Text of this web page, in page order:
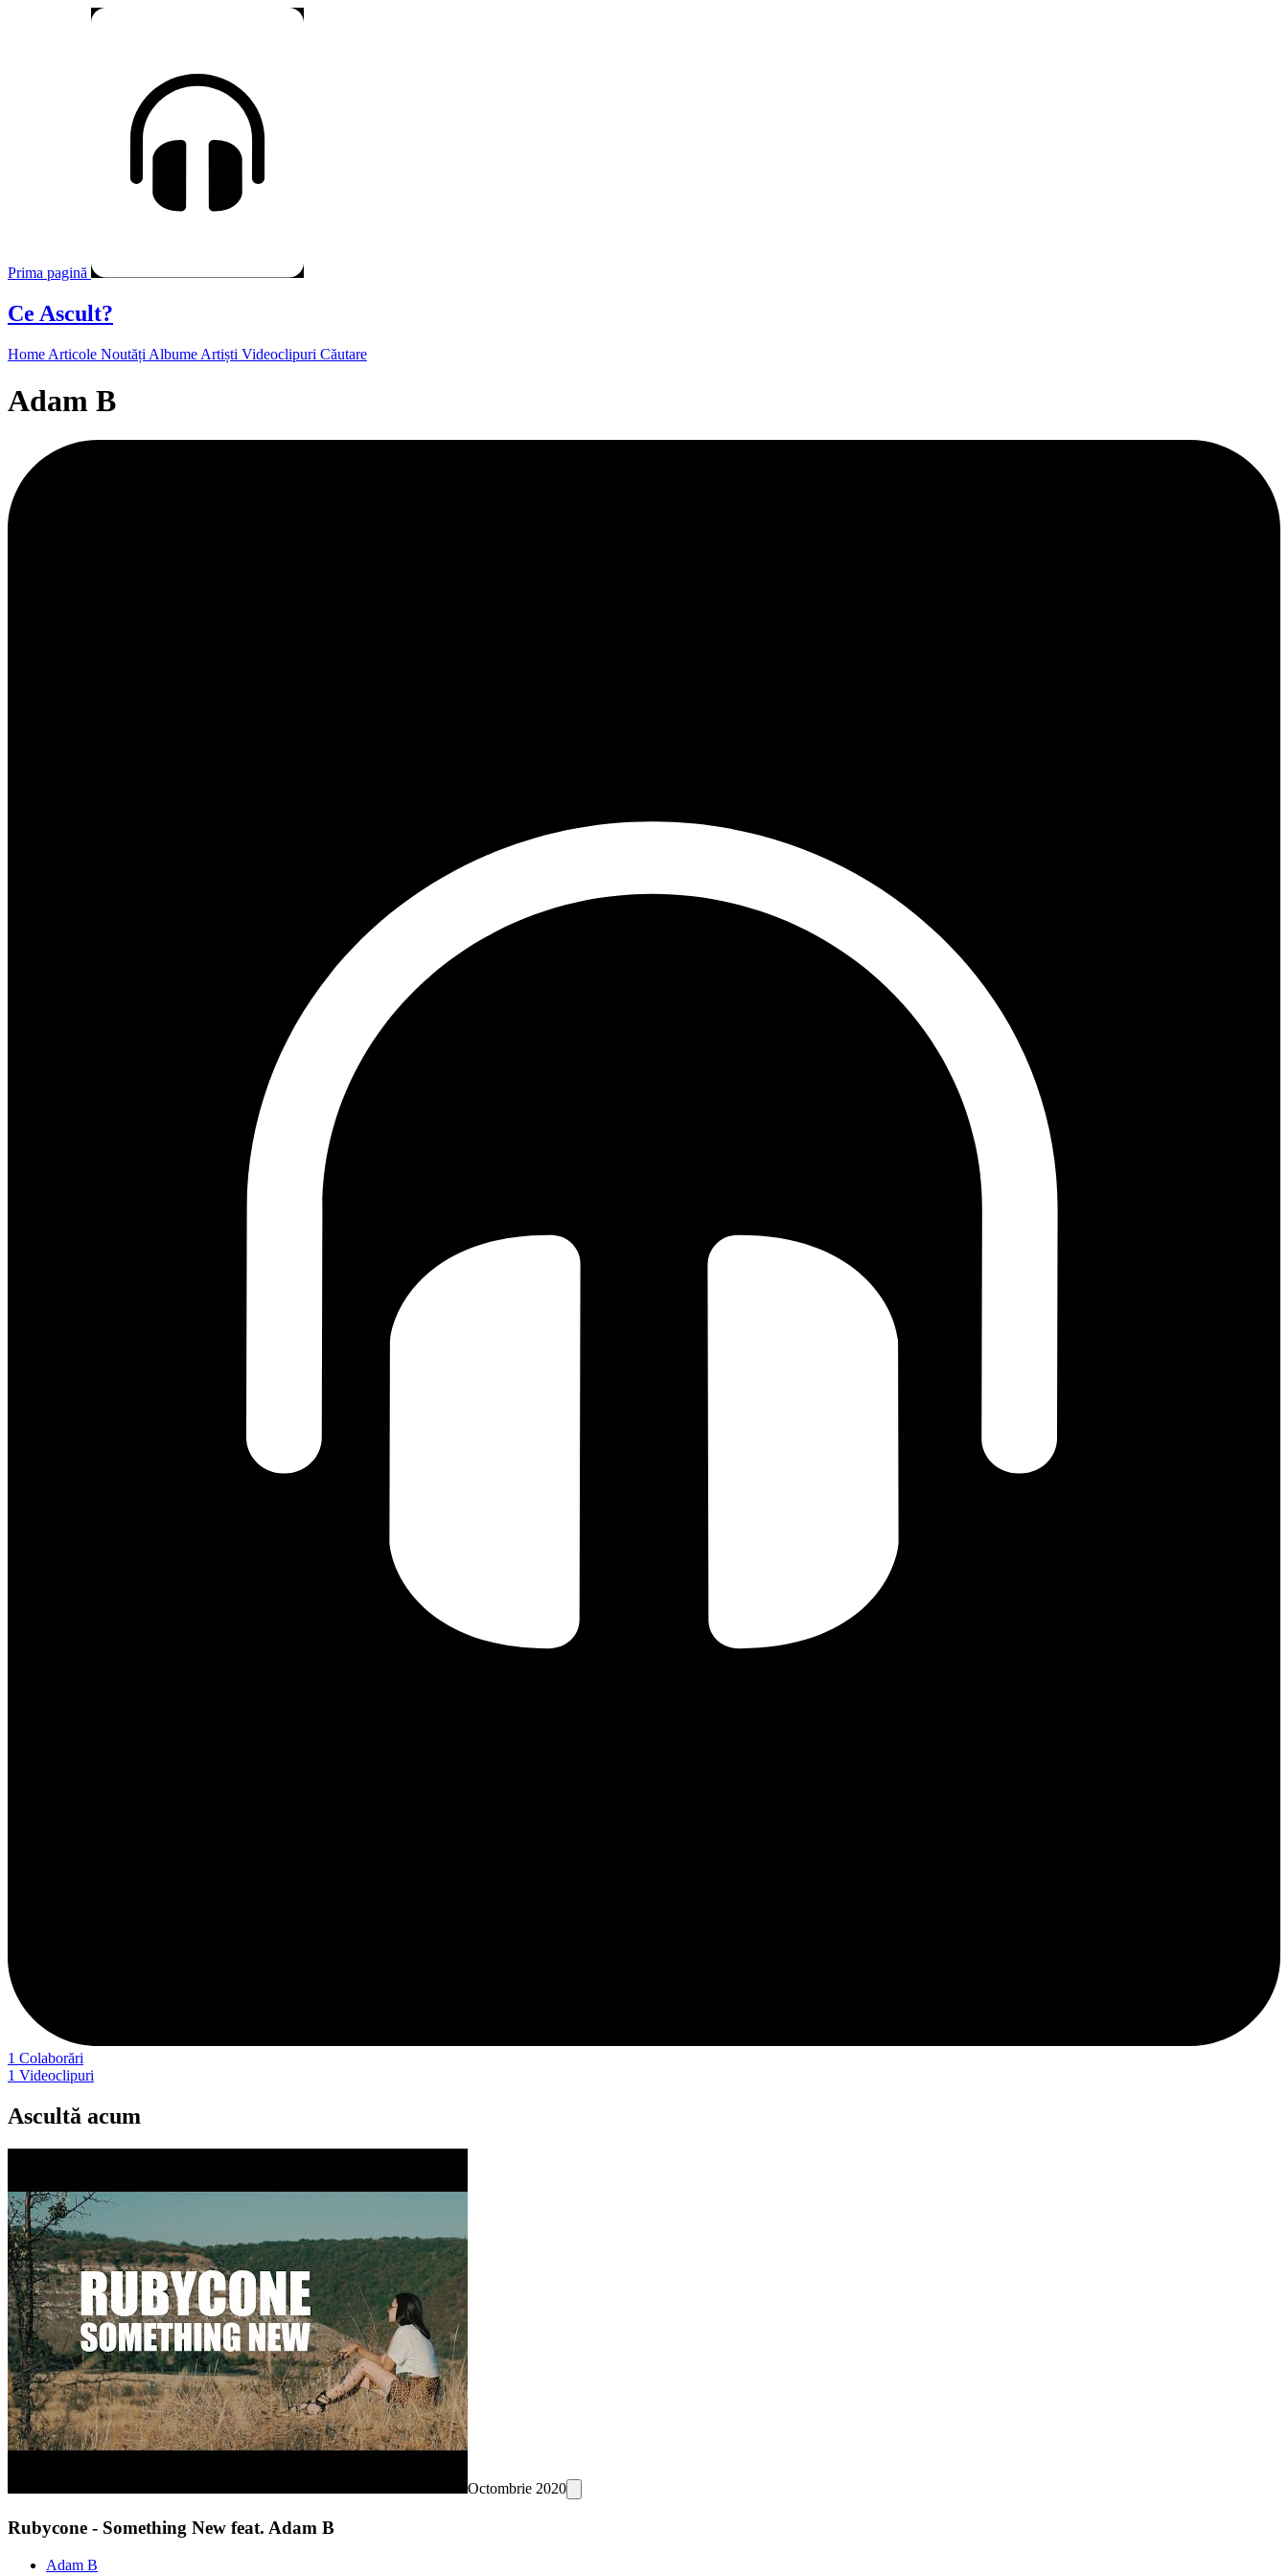
Prima pagină
Ce Ascult?
Home Articole Noutăți Albume Artiști Videoclipuri Căutare
Adam B
1 Colaborări
1 Videoclipuri
Ascultă acum
Octombrie 2020
Rubycone - Something New feat. Adam B
Adam B